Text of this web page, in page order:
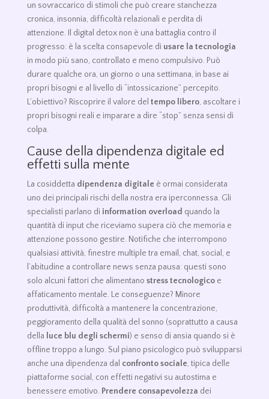
un sovraccarico di stimoli che può creare stanchezza
cronica, insonnia, difficoltà relazionali e perdita di
attenzione. Il digital detox non è una battaglia contro il
progresso: è la scelta consapevole di usare la tecnologia
in modo più sano, controllato e meno compulsivo. Può
durare qualche ora, un giorno o una settimana, in base ai
propri bisogni e al livello di “intossicazione” percepito.
L’obiettivo? Riscoprire il valore del tempo libero, ascoltare i
propri bisogni reali e imparare a dire “stop” senza sensi di
colpa.
Cause della dipendenza digitale ed
effetti sulla mente
La cosiddetta dipendenza digitale è ormai considerata
uno dei principali rischi della nostra era iperconnessa. Gli
specialisti parlano di information overload quando la
quantità di input che riceviamo supera ciò che memoria e
attenzione possono gestire. Notifiche che interrompono
qualsiasi attività, finestre multiple tra email, chat, social, e
l’abitudine a controllare news senza pausa: questi sono
solo alcuni fattori che alimentano stress tecnologicoe
affaticamento mentale. Le conseguenze? Minore
produttività, difficoltà a mantenere la concentrazione,
peggioramento della qualità del sonno (soprattutto a causa
della luce blu degli schermi) e senso di ansia quando si è
offline troppo a lungo. Sul piano psicologico può svilupparsi
anche una dipendenza dal confronto sociale, tipica delle
piattaforme social, con effetti negativi su autostima e
benessere emotivo. Prendere consapevolezza dei